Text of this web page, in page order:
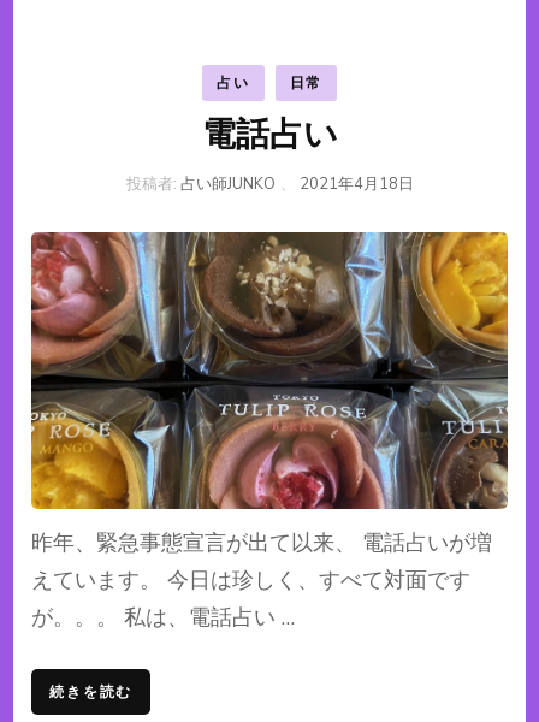
占い 日常
電話占い
投稿者: 占い師JUNKO 、 2021年4月18日
昨年、緊急事態宣言が出て以来、 電話占いが増
えています。 今日は珍しく、すべて対面です
が。。。 私は、電話占い …
続きを読む